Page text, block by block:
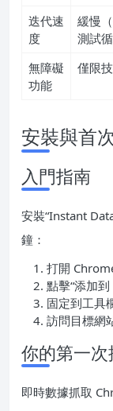
迭代速
度
緩慢
測試循
無障礙
功能
僅限
安裝與首
入門指南
安裝“Instant
鐘：
打開
點擊“添加
固定到工具
訪問目標網
你的第一次
即時數據抓取